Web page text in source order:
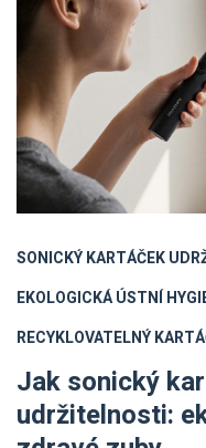
SONICKÝ KARTÁČEK
EKOLOGICKÁ ÚSTNÍ
RECYKLOVATELNÝ
Jak sonický
udržitelnosti: